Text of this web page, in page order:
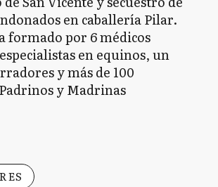
en caballería Pilar.
formado por 6 médicos
en equinos, un
y más de 100
y Madrinas